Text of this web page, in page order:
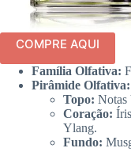
COMPRE AQUI
Família Olfativa:
Pirâmide Olfativa:
Topo: Notas
Coração:
Ylang.
Fundo: